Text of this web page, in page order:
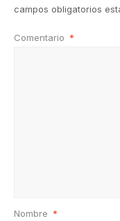
campos obligatorios
Comentario *
Nombre *